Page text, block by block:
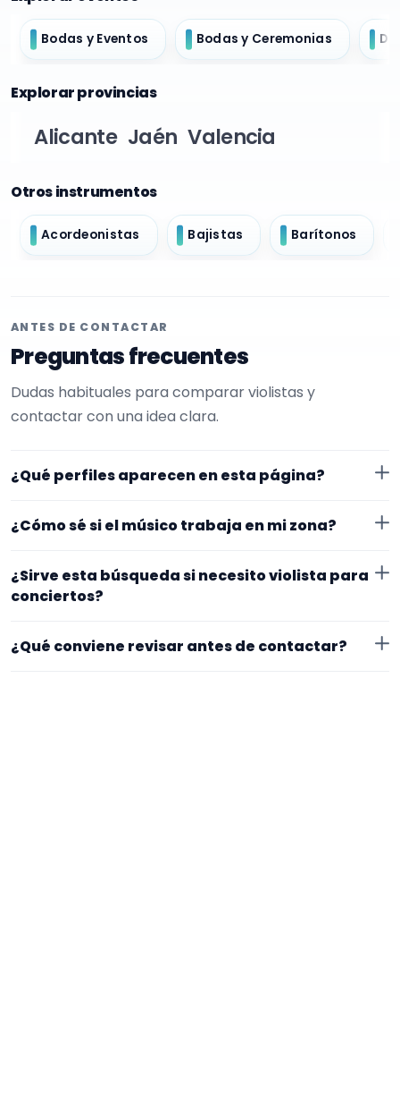
Bodas y Eventos Bodas y Ceremonias
Explorar provincias
Alicante Jaén Valencia
Otros instrumentos
Acordeonistas Bajistas Barítonos
ANTES DE CONTACTAR
Preguntas frecuentes
Dudas habituales para comparar violistas y
contactar con una idea clara.
¿Qué perfiles aparecen en esta página?
EncuentraMúsico. La selección está filtrada por
¿Cómo sé si el músico trabaja en mi zona?
necesitas desplazamiento o fechas concretas, lo
¿Sirve esta búsqueda si necesito violista para
conciertos?
contexto. Para afinar mejor, revisa especialidad
¿Qué conviene revisar antes de contactar?